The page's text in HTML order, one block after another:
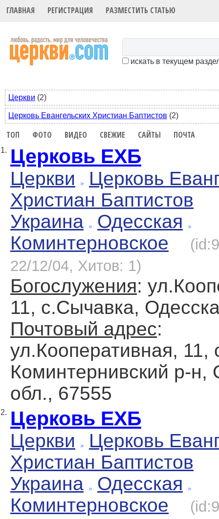
ГЛАВНАЯ РЕГИСТРАЦИЯ РАЗМЕСТИТЬ СТАТЬЮ
искать в текущем
Церкви (2)
Церковь Евангельских Христиан Баптистов (2)
ТОП ФОТО ВИДЕО СВЕЖИЕ САЙТЫ ПОЧТА
1. Церковь ЕХБ
Церкви
Церковь
Христиан Баптистов
Украина
Одесская
Коминтерновское
22/12/04, Хитов: 1)
Богослужения:
11, с.Сычавка,
Почтовый адрес:
ул.Кооперативная, 11,
Коминтернивский р-н,
обл., 67555
2. Церковь ЕХБ
Церкви
Церковь
Христиан Баптистов
Украина
Одесская
Коминтерновское